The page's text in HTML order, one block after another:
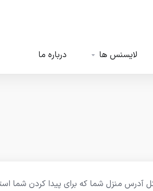
لایسنس ها درباره ما
منزل شما که برای پیدا کردن شما